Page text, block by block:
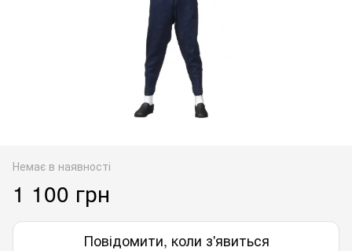
Немає в наявності
1 100 грн
Повідомити, коли з'явиться